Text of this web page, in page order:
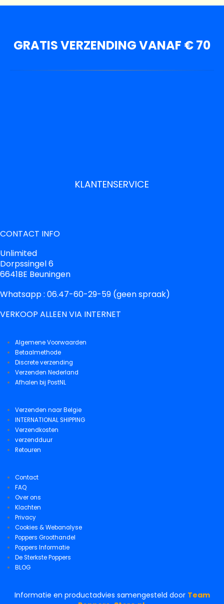
GRATIS VERZENDING VANAF € 70
KLANTENSERVICE
CONTACT INFO
Unlimited
Dorpssingel 6
6641BE Beuningen
Whatsapp : 06.47-60-29-59 (geen spraak)
VERKOOP ALLEEN VIA INTERNET
Algemene Voorwaarden
Betaalmethode
Discrete verzending
Verzenden Nederland
Afhalen bij PostNL
Verzenden naar Belgie
INTERNATIONAL SHIPPING
Verzendkosten
verzendduur
Retouren
Contact
FAQ
Over ons
Klachten
Privacy
Cookies & Webanalyse
Poppers Groothandel
Poppers Informatie
De Sterkste Poppers
BLOG
Informatie en productadvies samengesteld door Team